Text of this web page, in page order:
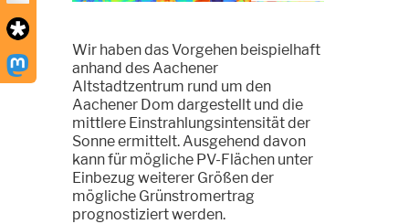
Wir haben das Vorgehen beispielhaft
anhand des Aachener
Altstadtzentrum rund um den
Aachener Dom dargestellt und die
mittlere Einstrahlungsintensität der
Sonne ermittelt. Ausgehend davon
kann für mögliche PV-Flächen unter
Einbezug weiterer Größen der
mögliche Grünstromertrag
prognostiziert werden.